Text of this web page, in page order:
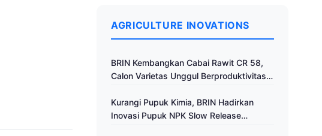
AGRICULTURE INOVATIONS
BRIN Kembangkan Cabai Rawit CR 58,
Calon Varietas Unggul Berproduktivitas
Kurangi Pupuk Kimia, BRIN Hadirkan
Inovasi Pupuk NPK Slow Release